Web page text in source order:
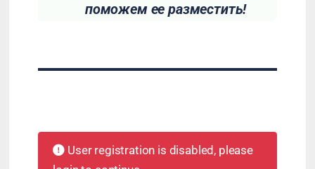
поможем ее разместить!
User registration is disabled, please